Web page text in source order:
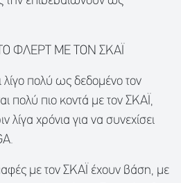
ΦΛΕΡΤ ΜΕ ΤΟΝ ΣΚΑΪ
πολύ ως δεδομένο τον
πολύ πιο κοντά με τον ΣΚΑΪ,
λίγα χρόνια για να συνεχίσει
με τον ΣΚΑΪ έχουν βάση, με